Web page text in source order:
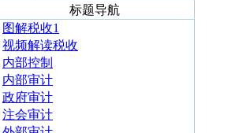
标题导航
图解税收1
视频解读税收
内部控制
内部审计
政府审计
注会审计